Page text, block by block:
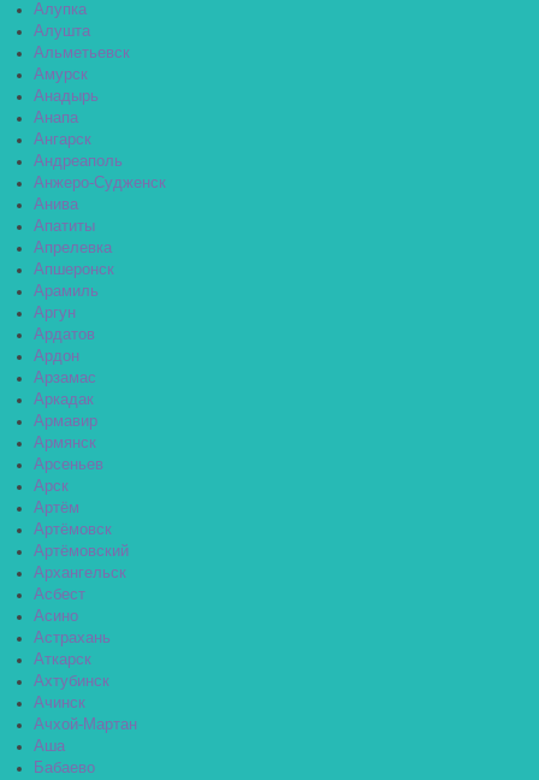
Алупка
Алушта
Альметьевск
Амурск
Анадырь
Анапа
Ангарск
Андреаполь
Анжеро-Судженск
Анива
Апатиты
Апрелевка
Апшеронск
Арамиль
Аргун
Ардатов
Ардон
Арзамас
Аркадак
Армавир
Армянск
Арсеньев
Арск
Артём
Артёмовск
Артёмовский
Архангельск
Асбест
Асино
Астрахань
Аткарск
Ахтубинск
Ачинск
Ачхой-Мартан
Аша
Бабаево